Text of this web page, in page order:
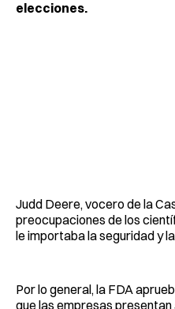
elecciones.
Judd Deere, vocero de la
preocupaciones de los
le importaba la seguridad y
Por lo general, la FDA
que las empresas